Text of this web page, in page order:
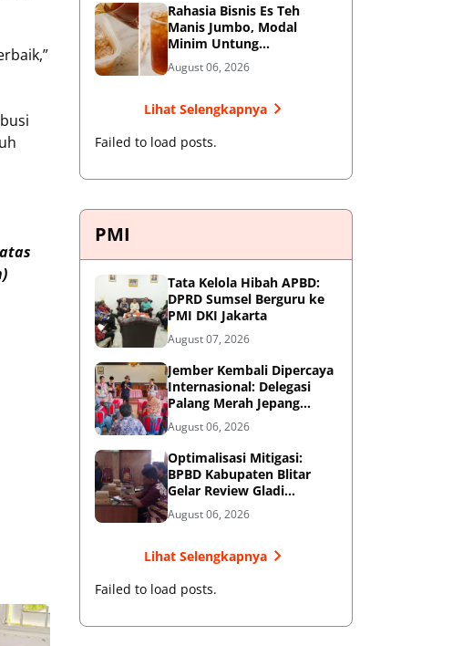
Rahasia Bisnis Es Teh
Manis Jumbo, Modal
Minim Untung
Menjanjikan
August 06, 2026
Lihat Selengkapnya
Failed to load posts.
PMI
Tata Kelola Hibah APBD:
DPRD Sumsel Berguru ke
PMI DKI Jakarta
August 07, 2026
Jember Kembali Dipercaya
Internasional: Delegasi
Palang Merah Jepang
Perkuat Kesiapsiagaan
Bencana di Kawasan
Pesisir dan Sekolah
August 06, 2026
Optimalisasi Mitigasi:
BPBD Kabupaten Blitar
Gelar Review Gladi
Kontinjensi Erupsi Gunung
Kelud
August 06, 2026
Lihat Selengkapnya
Failed to load posts.